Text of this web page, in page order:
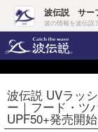
波伝説 サー
波の情報を波伝説
ヘルプ
ログイン
波伝説 UVラッ
ー｜フード・ツ
UPF50+発売開
Core Surf Japan
コンテスト